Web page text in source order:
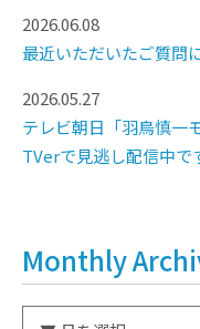
2026.06.08
最近いただいたご質問
2026.05.27
テレビ朝日「羽鳥慎一
TVerで見逃し配信中で
Monthly